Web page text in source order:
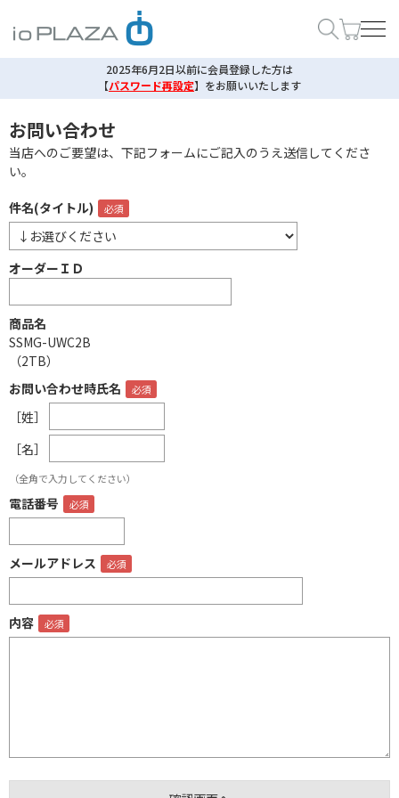
2025年6月2日以前に会員登録した方は
【パスワード再設定】 をお願いいたします
お問い合わせ
当店へのご要望は、下記フォームにご記入のうえ送信してくださ
い。
件名(タイトル)
オーダーＩＤ
商品名
SSMG-UWC2B
（2TB）
お問い合わせ時氏名
［姓］
［名］
（全角で入力してください）
電話番号
メールアドレス
内容